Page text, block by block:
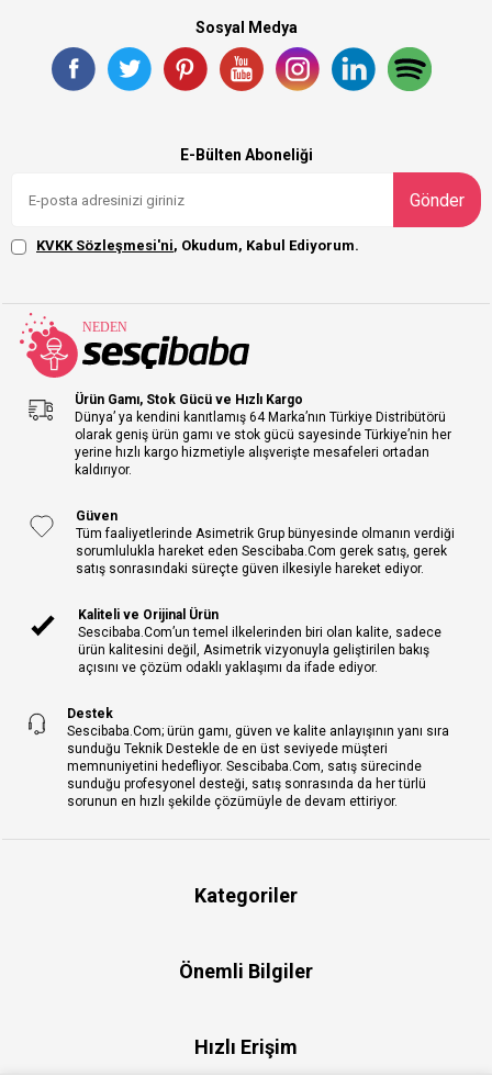
Sosyal Medya
E-Bülten Aboneliği
Gönder
KVKK Sözleşmesi'ni, Okudum, Kabul Ediyorum.
Ürün Gamı, Stok Gücü ve Hızlı Kargo
Dünya’ ya kendini kanıtlamış 64 Marka’nın Türkiye Distribütörü
olarak geniş ürün gamı ve stok gücü sayesinde Türkiye’nin her
yerine hızlı kargo hizmetiyle alışverişte mesafeleri ortadan
kaldırıyor.
Güven
Tüm faaliyetlerinde Asimetrik Grup bünyesinde olmanın verdiği
sorumlulukla hareket eden Sescibaba.Com gerek satış, gerek
satış sonrasındaki süreçte güven ilkesiyle hareket ediyor.
Kaliteli ve Orijinal Ürün
Sescibaba.Com’un temel ilkelerinden biri olan kalite, sadece
ürün kalitesini değil, Asimetrik vizyonuyla geliştirilen bakış
açısını ve çözüm odaklı yaklaşımı da ifade ediyor.
Destek
Sescibaba.Com; ürün gamı, güven ve kalite anlayışının yanı sıra
sunduğu Teknik Destekle de en üst seviyede müşteri
memnuniyetini hedefliyor. Sescibaba.Com, satış sürecinde
sunduğu profesyonel desteği, satış sonrasında da her türlü
sorunun en hızlı şekilde çözümüyle de devam ettiriyor.
Kategoriler
Önemli Bilgiler
Hızlı Erişim